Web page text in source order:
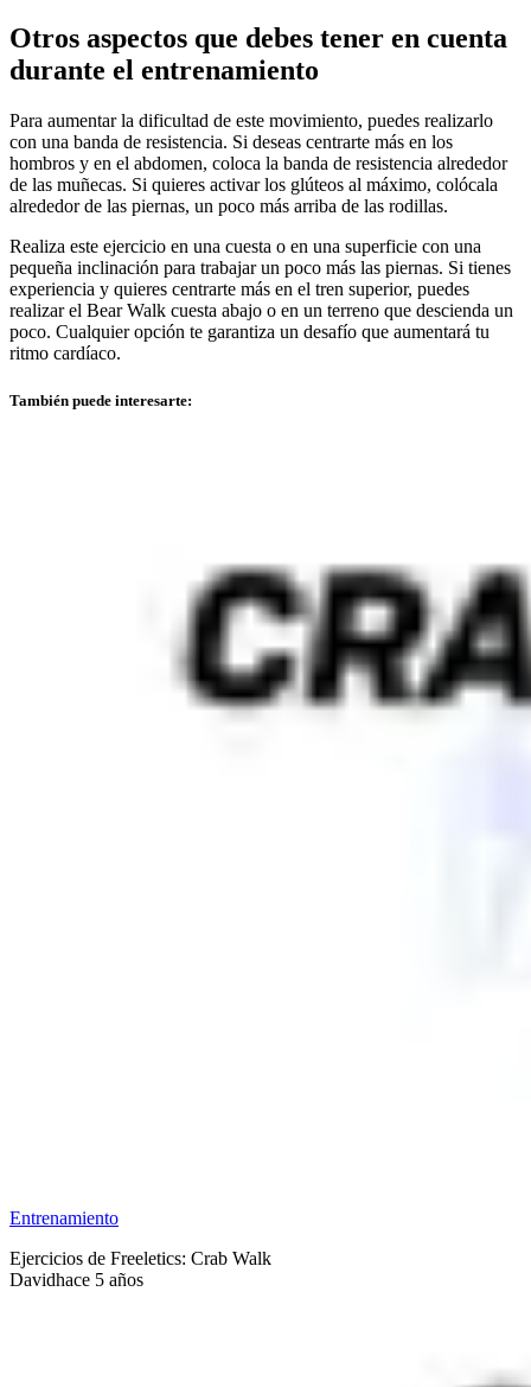
Otros aspectos que debes tener en cuenta
durante el entrenamiento
Para aumentar la dificultad de este movimiento, puedes realizarlo
con una banda de resistencia. Si deseas centrarte más en los
hombros y en el abdomen, coloca la banda de resistencia alrededor
de las muñecas. Si quieres activar los glúteos al máximo, colócala
alrededor de las piernas, un poco más arriba de las rodillas.
Realiza este ejercicio en una cuesta o en una superficie con una
pequeña inclinación para trabajar un poco más las piernas. Si tienes
experiencia y quieres centrarte más en el tren superior, puedes
realizar el Bear Walk cuesta abajo o en un terreno que descienda un
poco. Cualquier opción te garantiza un desafío que aumentará tu
ritmo cardíaco.
También puede interesarte:
Entrenamiento
Ejercicios de Freeletics: Crab Walk
Davidhace 5 años